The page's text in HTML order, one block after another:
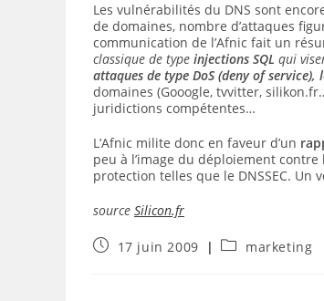
Les vulnérabilités du DNS sont
de domaines, nombre d’attaques
communication de l’Afnic fait un
classique de type injections SQL qui
attaques de type DoS (deny of
domaines (Gooogle, tvvitter,
juridictions compétentes…
L’Afnic milite donc en faveur d’un
peu à l’image du déploiement
protection telles que le DNSSEC. Un
source Silicon.fr
Publication
17 juin 2009
Postmarketing